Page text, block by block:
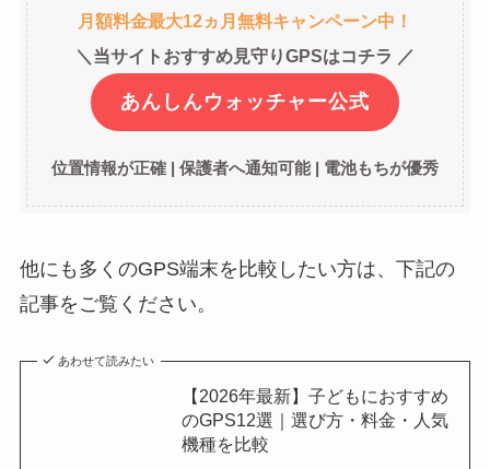
月額料金最大12ヵ月無料キャンペーン中！
＼当サイトおすすめ見守りGPSはコチラ ／
あんしんウォッチャー公式
位置情報が正確 | 保護者へ通知可能 | 電池もちが優秀
他にも多くのGPS端末を比較したい方は、下記の
記事をご覧ください。
あわせて読みたい
【2026年最新】子どもにおすすめ
のGPS12選｜選び方・料金・人気
機種を比較